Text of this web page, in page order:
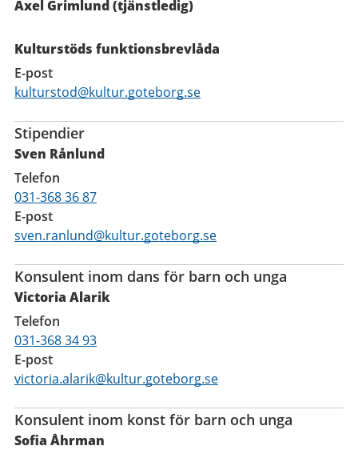
Axel Grimlund (tjänstledig)
Kulturstöds funktionsbrevlåda
E-post
kulturstod@kultur.goteborg.se
Stipendier
Sven Rånlund
Telefon
031-368 36 87
E-post
sven.ranlund@kultur.goteborg.se
Konsulent inom dans för barn och unga
Victoria Alarik
Telefon
031-368 34 93
E-post
victoria.alarik@kultur.goteborg.se
Konsulent inom konst för barn och unga
Sofia Åhrman